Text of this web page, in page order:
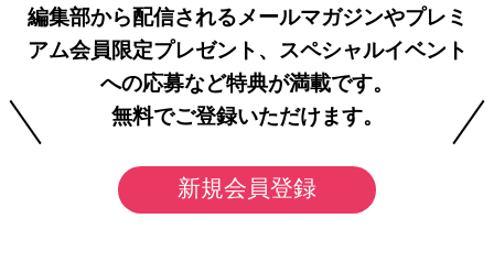
編集部から配信されるメールマガジンやプレミ
アム会員限定プレゼント、スペシャルイベント
への応募など特典が満載です。
無料でご登録いただけます。
新規会員登録